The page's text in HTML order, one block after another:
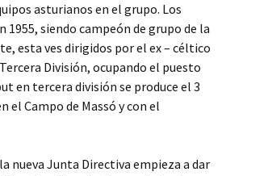
asturianos en el grupo. Los
siendo campeón de grupo de la
esta ves dirigidos por el ex – céltico
División, ocupando el puesto
en tercera división se produce el 3
el Campo de Massó y con el
nueva Junta Directiva empieza a dar